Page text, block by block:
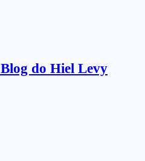
Blog do Hiel Levy